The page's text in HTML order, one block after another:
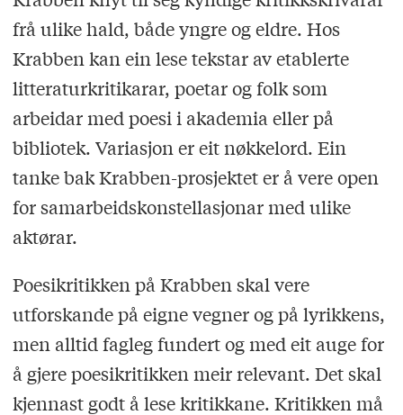
frå ulike hald, både yngre og eldre. Hos
Krabben kan ein lese tekstar av etablerte
litteraturkritikarar, poetar og folk som
arbeidar med poesi i akademia eller på
bibliotek. Variasjon er eit nøkkelord. Ein
tanke bak Krabben-prosjektet er å vere open
for samarbeidskonstellasjonar med ulike
aktørar.
Poesikritikken på Krabben skal vere
utforskande på eigne vegner og på lyrikkens,
men alltid fagleg fundert og med eit auge for
å gjere poesikritikken meir relevant. Det skal
kjennast godt å lese kritikkane. Kritikken må